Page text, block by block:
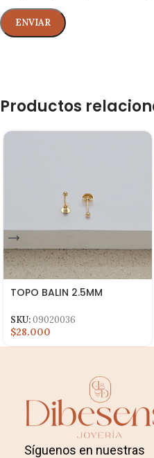
Productos
TOPO BALIN 2.5MM
SKU:09020036
$28.000
Síguenos en nuestras